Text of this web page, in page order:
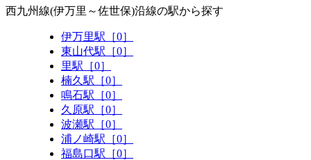
西九州線(伊万里～佐世保)沿線の駅から探す
伊万里駅［0］
東山代駅［0］
里駅［0］
楠久駅［0］
鳴石駅［0］
久原駅［0］
波瀬駅［0］
浦ノ崎駅［0］
福島口駅［0］